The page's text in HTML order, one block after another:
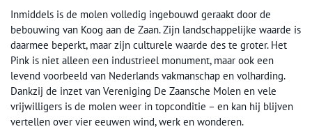
Inmiddels is de molen volledig ingebouwd geraakt door de
bebouwing van Koog aan de Zaan. Zijn landschappelijke waarde is
daarmee beperkt, maar zijn culturele waarde des te groter. Het
Pink is niet alleen een industrieel monument, maar ook een
levend voorbeeld van Nederlands vakmanschap en volharding.
Dankzij de inzet van Vereniging De Zaansche Molen en vele
vrijwilligers is de molen weer in topconditie – en kan hij blijven
vertellen over vier eeuwen wind, werk en wonderen.